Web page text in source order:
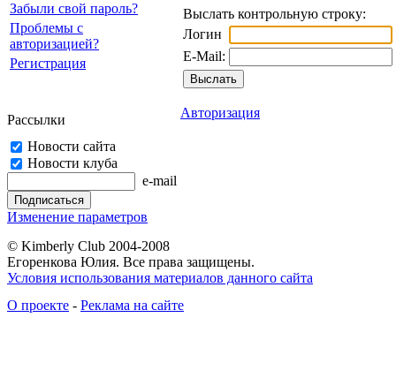
Забыли свой пароль?
Проблемы с
авторизацией?
Регистрация
Рассылки
Новости сайта
Новости клуба
e-mail
Изменение параметров
Выслать контрольную строку:
Логин
E-Mail:
Авторизация
© Kimberly Club 2004-2008
Егоренкова Юлия. Все права защищены.
Условия использования материалов данного сайта
О проекте - Реклама на сайте